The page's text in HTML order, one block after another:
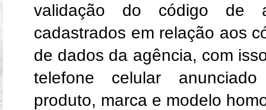
validação do código de
cadastrados em relação aos
de dados da agência, com
telefone celular
produto, marca e modelo